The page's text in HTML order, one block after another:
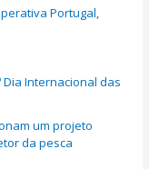
Portugal,
Dia Internacional das
um projeto
da pesca